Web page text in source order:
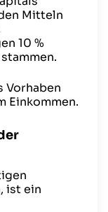
Mitteln
10 %
Vorhaben
Einkommen.
ist ein